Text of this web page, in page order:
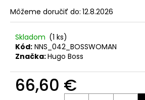
Môžeme doručiť do: 12.8.2026
Skladom (1 ks)
Kód: NNS_042_BOSSWOMAN
Značka:Hugo Boss
66,60 €
a
m
e
DE
VERANO
DRAGON